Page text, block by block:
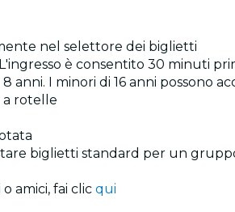
nel selettore dei biglietti
è consentito 30 minuti
anni. I minori di 16 anni possono
a rotelle
biglietti standard per un
amici, fai clic qui